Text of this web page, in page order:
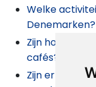
Welke
Denemarken?
Zijn honden
cafés?
Zijn er